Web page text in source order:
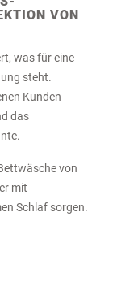
VON
was für eine
steht.
Kunden
das
von
mit
Schlaf sorgen.